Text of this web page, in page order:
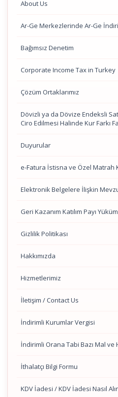
About Us
Ar-Ge Merkezlerinde Ar-Ge
Bağımsız Denetim
Corporate Income Tax in Turkey
Çözüm Ortaklarımız
Dövizli ya da Dövize Endeksli
Ciro Edilmesi Halinde Kur Farkı
Duyurular
e-Fatura İstisna ve Özel Matrah
Elektronik Belgelere İlişkin
Geri Kazanım Katılım Payı
Gizlilik Politikası
Hakkımızda
Hizmetlerimiz
İletişim / Contact Us
İndirimli Kurumlar Vergisi
İndirimli Orana Tabi Bazı Mal
İthalatçı Bilgi Formu
KDV İadesi / KDV İadesi Nasıl